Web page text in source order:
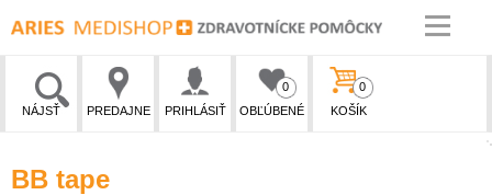
NÁJSŤ PREDAJNE PRIHLÁSIŤ OBĽÚBENÉ
0
KOŠÍK
0
BB tape